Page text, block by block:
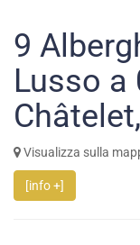
9
Lusso a
Visualizza sulla
[info +]